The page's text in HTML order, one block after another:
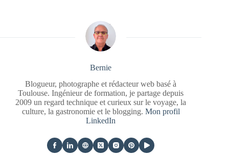
Bernie
Blogueur, photographe et rédacteur web basé à
Toulouse. Ingénieur de formation, je partage depuis
2009 un regard technique et curieux sur le voyage, la
culture, la gastronomie et le blogging. Mon profil
LinkedIn